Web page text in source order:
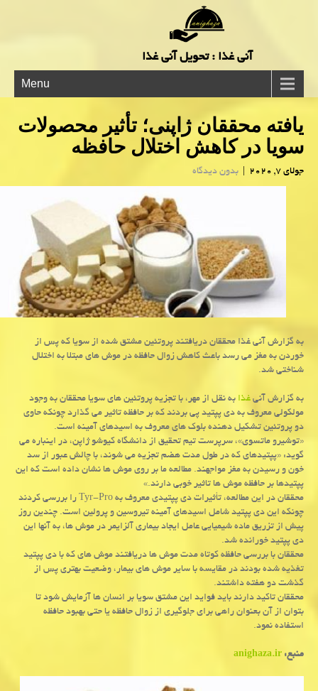
آنی غذا : تحویل آنی غذا
Menu
یافته محققان ژاپنی؛ تأثیر محصولات
سویا در كاهش اختلال حافظه
جولای 7, 2020 | بدون دیدگاه
به گزارش آنی غذا محققان دریافتند پروتئین مشتق شده از سویا كه پس از
خوردن به مغز می رسد باعث كاهش زوال حافظه در موش های مبتلا به اختلال
شناختی شد.
به گزارش آنیغذابه نقل از مهر، با تجزیه پروتئین های سویا محققان به وجود
مولکولی معروف به دی پپتید پی بردند که بر حافظه تاثیر می گذارد چونکه حاوی
دو پروتئین تشکیل دهنده بلوک های معروف به اسیدهای آمینه است.
«توشیرو ماتسوی»، سرپرست تیم تحقیق از دانشگاه کیوشو ژاپن، در اینباره می
گوید: «پپتیدهای که در طول مدت هضم تجزیه می شوند، با چالش عبور از سد
خون و رسیدن به مغز مواجهند. مطالعه ما بر روی موش ها نشان داده است که این
پپتیدها بر حافظه موش ها تاثیر خوبی دارند.»
محققان در این مطالعه، تأثیرات دی پپتیدی معروف به Tyr-Pro را بررسی کردند
چونکه این دی پپتید شامل اسیدهای آمینه تیروسین و پرولین است. چندین روز
پیش از تزریق ماده شیمیایی عامل ایجاد بیماری آلزایمر در موش ها، به آنها این
دی پپتید خورانده شد.
محققان با بررسی حافظه کوتاه مدت موش ها دریافتند موش های که با دی پپتید
تغذیه شده بودند در مقایسه با سایر موش های بیمار، وضعیت بهتری پس از
گذشت دو هفته داشتند.
محققان تاکید دارند باید فواید این مشتق سویا بر انسان ها آزمایش شود تا
بتوان از آن بعنوان راهی برای جلوگیری از زوال حافظه یا حتی بهبود حافظه
استفاده نمود.
منبع:anighaza.ir